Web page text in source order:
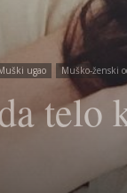
ugao Muško-ženski
telo